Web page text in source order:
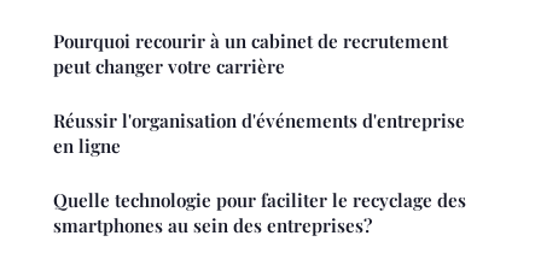
Pourquoi recourir à un cabinet de recrutement
peut changer votre carrière
Réussir l'organisation d'événements d'entreprise
en ligne
Quelle technologie pour faciliter le recyclage des
smartphones au sein des entreprises?